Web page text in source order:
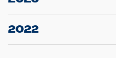
20.12.2023
Schleswig-Holstein
2022
22.12.2022